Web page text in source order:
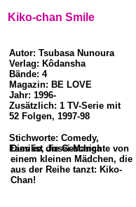
Kiko-chan Smile
Autor: Tsubasa Nunoura
Verlag: Kôdansha
Bände: 4
Magazin: BE LOVE
Jahr: 1996-
Zusätzlich: 1 TV-Serie mit
52 Folgen, 1997-98
Stichworte: Comedy,
Familie, Josei-Manga
Dies ist die Geschichte von
einem kleinen Mädchen, die
aus der Reihe tanzt: Kiko-
Chan!